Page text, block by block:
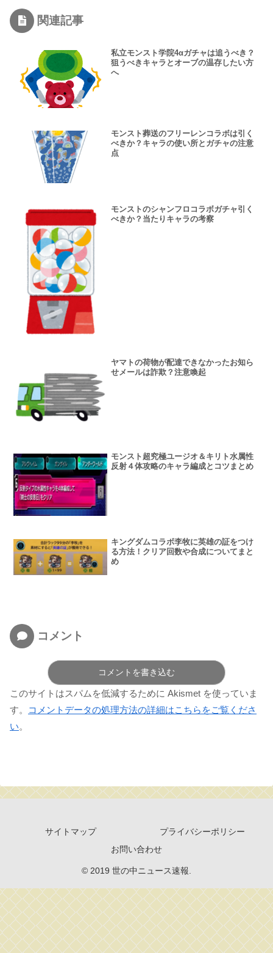
関連記事
私立モンスト学院4αガチャは追うべき？
狙うべきキャラとオーブの温存したい方
へ
モンスト葬送のフリーレンコラボは引く
べきか？キャラの使い所とガチャの注意
点
モンストのシャンフロコラボガチャ引く
べきか？当たりキャラの考察
ヤマトの荷物が配達できなかったお知ら
せメールは詐欺？注意喚起
モンスト超究極ユージオ＆キリト水属性
反射４体攻略のキャラ編成とコツまとめ
キングダムコラボ李牧に英雄の証をつけ
る方法！クリア回数や合成についてまと
め
コメント
コメントを書き込む
このサイトはスパムを低減するために Akismet を使っていま
す。
コメントデータの処理方法の詳細はこちらをご覧くださ
い。
サイトマップ
プライバシーポリシー
お問い合わせ
© 2019 世の中ニュース速報.